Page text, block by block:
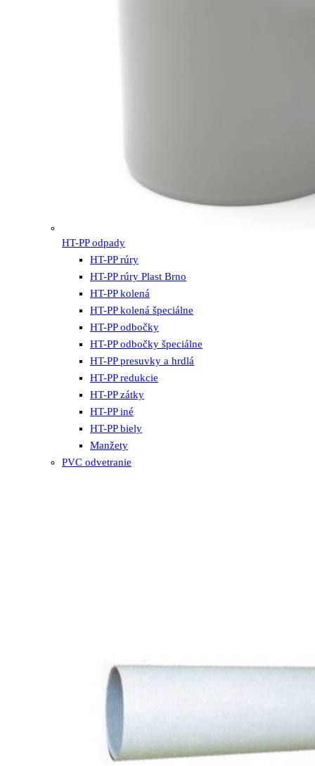
HT-PP odpady
HT-PP rúry
HT-PP rúry Plast Brno
HT-PP kolená
HT-PP kolená špeciálne
HT-PP odbočky
HT-PP odbočky špeciálne
HT-PP presuvky a hrdlá
HT-PP redukcie
HT-PP zátky
HT-PP iné
HT-PP biely
Manžety
PVC odvetranie